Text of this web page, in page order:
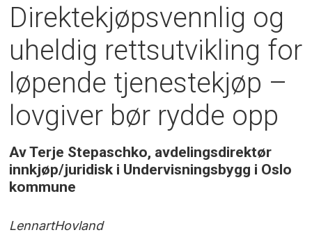
Direktekjøpsvennlig og
uheldig rettsutvikling for
løpende tjenestekjøp –
lovgiver bør rydde opp
Av Terje Stepaschko, avdelingsdirektør
innkjøp/juridisk i Undervisningsbygg i Oslo
kommune
LennartHovland